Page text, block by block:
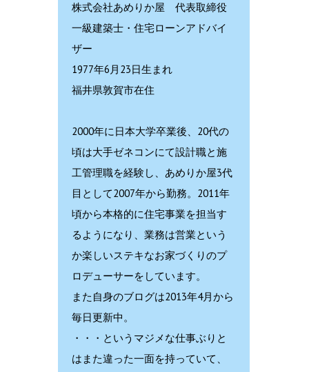
株式会社あめりか屋 代表取締役
一級建築士・住宅ローンアドバイ
ザー
1977年6月23日生まれ
福井県敦賀市在住
2000年に日本大学卒業後、20代の
頃は大手ゼネコンにて設計職と施
工管理職を経験し、あめりか屋3代
目として2007年から勤務。2011年
頃から本格的に住宅事業を担当す
るようになり、業務は営業という
か楽しいステキなお家づくりのプ
ロデューサーをしています。
また自身のブログは2013年4月から
毎日更新中。
・・・というマジメな仕事ぶりと
はまた違った一面を持っていて、